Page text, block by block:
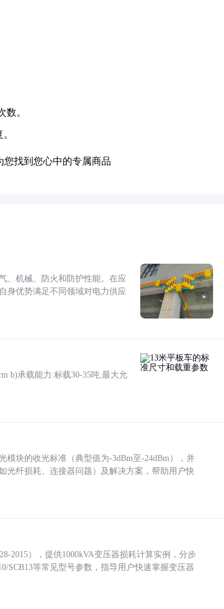
数。
找到您心中的专属商品
、机械、防火和防护性能。在应
身优势满足不同领域对电力供应
b)承载能力:标载30-35吨,最大允
块的收光标准（典型值为-3dBm至-24dBm），并
光纤损耗、连接器问题）及解决方案，帮助用户快
2015），提供1000kVA变压器损耗计算实例，分步
SCB13等常见型号参数，指导用户快速掌握变压器